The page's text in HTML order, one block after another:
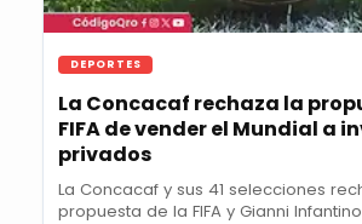
DEPORTES
La Concacaf rechaza la
FIFA de vender el Mundial a
privados
La Concacaf y sus 41 selecciones
propuesta de la FIFA y Gianni